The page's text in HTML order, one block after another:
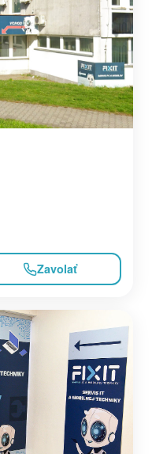
Zavolať